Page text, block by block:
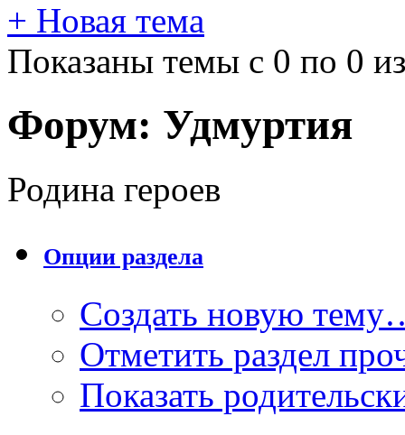
+ Новая тема
Показаны темы с 0 по 0
Форум: Удмуртия
Родина героев
Опции раздела
Создать новую
Отметить раздел
Показать